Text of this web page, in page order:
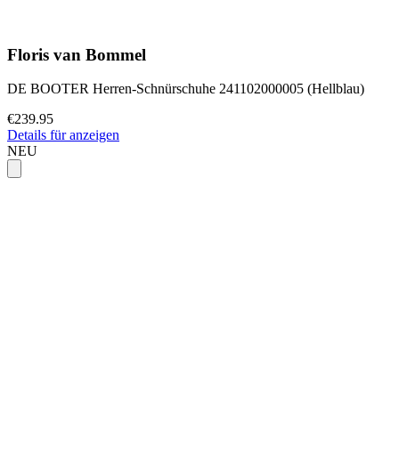
Floris van Bommel
DE BOOTER Herren-Schnürschuhe 241102000005 (Hellblau)
€239.95
Details für anzeigen
NEU